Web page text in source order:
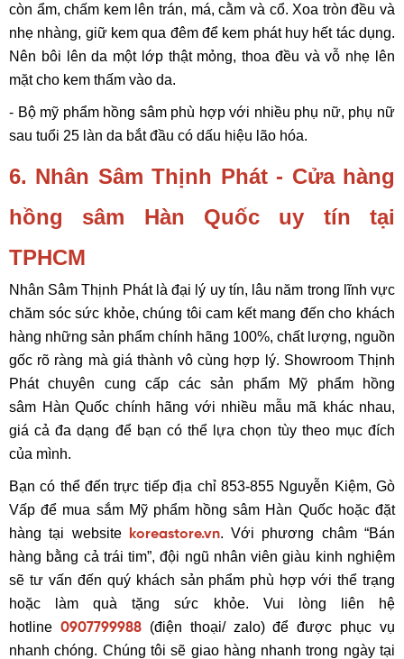
còn ẩm, chấm kem lên trán, má, cằm và cổ. Xoa tròn đều và
nhẹ nhàng, giữ kem qua đêm để kem phát huy hết tác dụng.
Nên bôi lên da một lớp thật mỏng, thoa đều và vỗ nhẹ lên
mặt cho kem thấm vào da.
- Bộ mỹ phẩm hồng sâm phù hợp với nhiều phụ nữ, phụ nữ
sau tuổi 25 làn da bắt đầu có dấu hiệu lão hóa.
6. Nhân Sâm Thịnh Phát - Cửa hàng
hồng sâm Hàn Quốc uy tín tại
TPHCM
Nhân Sâm Thịnh Phát là đại lý uy tín, lâu năm trong lĩnh vực
chăm sóc sức khỏe, chúng tôi cam kết mang đến cho khách
hàng những sản phẩm chính hãng 100%, chất lượng, nguồn
gốc rõ ràng mà giá thành vô cùng hợp lý. Showroom Thịnh
Phát chuyên cung cấp các sản phẩm Mỹ phẩm hồng
sâm Hàn Quốc chính hãng với nhiều mẫu mã khác nhau,
giá cả đa dạng để bạn có thể lựa chọn tùy theo mục đích
của mình.
Bạn có thể đến trực tiếp địa chỉ 853-855 Nguyễn Kiệm, Gò
Vấp để mua sắm Mỹ phẩm hồng sâm Hàn Quốc hoặc đặt
hàng tại website
koreastore.vn. Với phương châm “Bán
hàng bằng cả trái tim”, đội ngũ nhân viên giàu kinh nghiệm
sẽ tư vấn đến quý khách sản phẩm phù hợp với thể trạng
hoặc làm quà tặng sức khỏe. Vui lòng liên hệ
hotline 0907799988(điện thoại/ zalo) để được phục vụ
nhanh chóng. Chúng tôi sẽ giao hàng nhanh trong ngày tại